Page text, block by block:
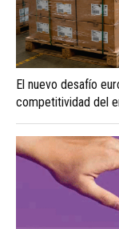
El nuevo desafío
competitividad del